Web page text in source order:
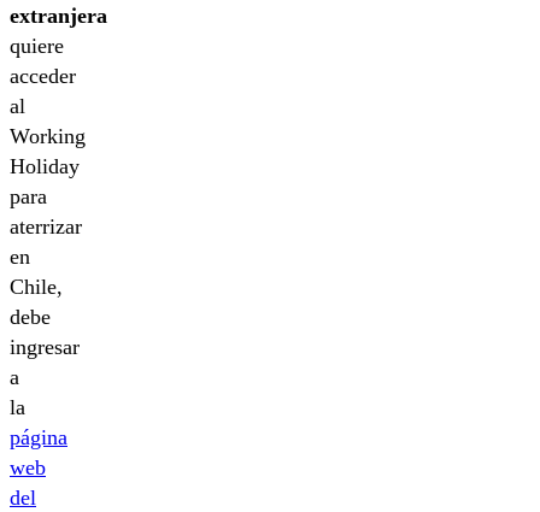
extranjera
quiere
acceder
al
Working
Holiday
para
aterrizar
en
Chile,
debe
ingresar
a
la
página
web
del